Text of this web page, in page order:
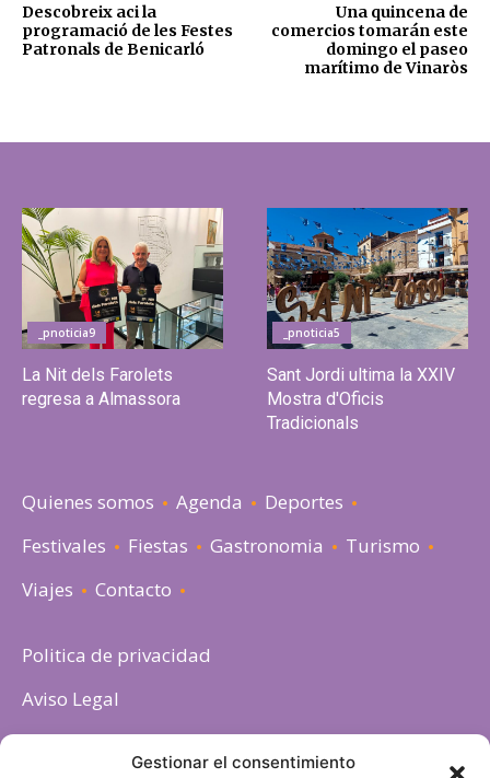
Gestionar el consentimiento
Descobreix aci la
programació de les Festes
Patronals de Benicarló
Una quincena de
comercios tomarán este
domingo el paseo
marítimo de Vinaròs
_pnoticia9
La Nit dels Farolets
regresa a Almassora
_pnoticia5
Sant Jordi ultima la XXIV
Mostra d'Oficis
Tradicionals
Quienes somos Agenda
Deportes
Festivales
Fiestas Gastronomia
Turismo
Viajes
Contacto
Politica de privacidad
Aviso Legal
Política de cookies